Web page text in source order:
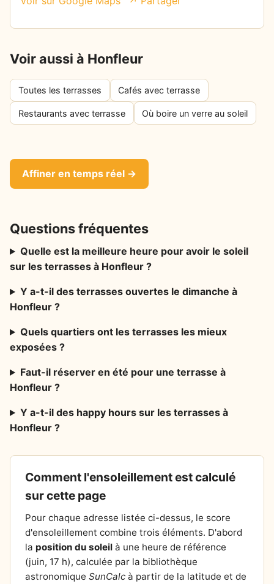
Voir aussi à Honfleur
Toutes les terrasses Cafés avec terrasse
Restaurants avec terrasse Où boire un verre au soleil
Affiner en temps réel →
Questions fréquentes
Quelle est la meilleure heure pour avoir le soleil
sur les terrasses à Honfleur ?
Y a-t-il des terrasses ouvertes le dimanche à
Honfleur ?
Quels quartiers ont les terrasses les mieux
exposées ?
Faut-il réserver en été pour une terrasse à
Honfleur ?
Y a-t-il des happy hours sur les terrasses à
Honfleur ?
Comment l'ensoleillement est calculé
sur cette page
Pour chaque adresse listée ci-dessus, le score
d'ensoleillement combine trois éléments. D'abord
la position du soleil à une heure de référence
(juin, 17 h), calculée par la bibliothèque
astronomique SunCalc à partir de la latitude et de